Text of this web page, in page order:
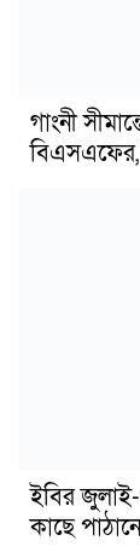
গাংনী
বিএসএফের,
ইবির
কাছে